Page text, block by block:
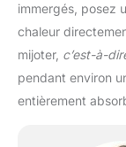
immergés, posez
chaleur
mijoter, c’est-à-
pendant environ
entièrement